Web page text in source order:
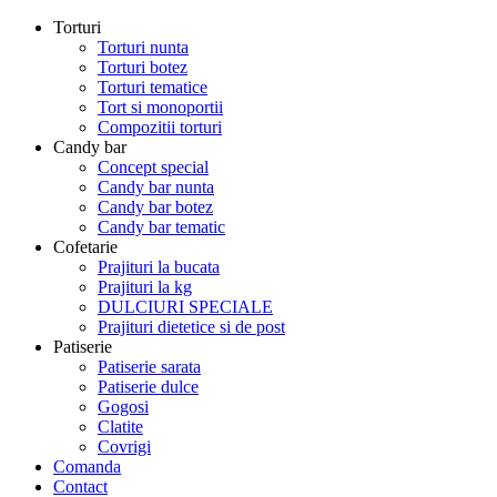
Torturi
Torturi nunta
Torturi botez
Torturi tematice
Tort si monoportii
Compozitii torturi
Candy bar
Concept special
Candy bar nunta
Candy bar botez
Candy bar tematic
Cofetarie
Prajituri la bucata
Prajituri la kg
DULCIURI SPECIALE
Prajituri dietetice si de post
Patiserie
Patiserie sarata
Patiserie dulce
Gogosi
Clatite
Covrigi
Comanda
Contact